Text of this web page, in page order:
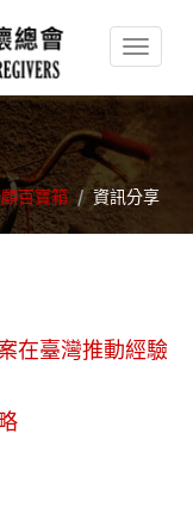
百寶箱 / 資訊分享
在臺灣推動經驗